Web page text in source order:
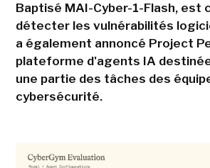
Baptisé MAI-Cyber-1-Flash, est
détecter les vulnérabilités
a également annoncé Project
plateforme d'agents IA
une partie des tâches des
cybersécurité.